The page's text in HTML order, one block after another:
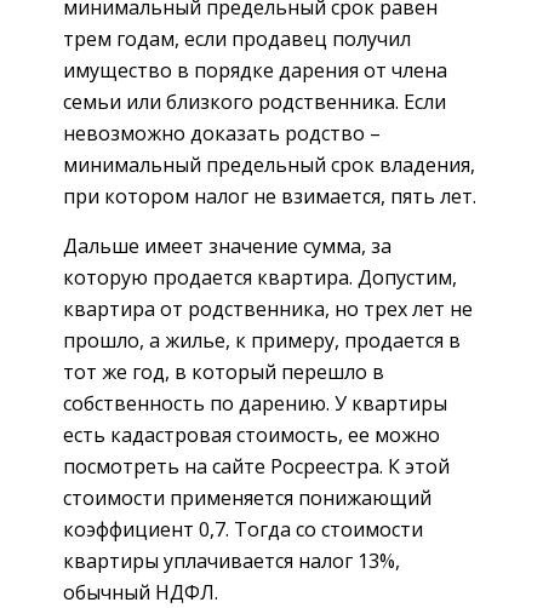
минимальный предельный срок равен
трем годам, если продавец получил
имущество в порядке дарения от члена
семьи или близкого родственника. Если
невозможно доказать родство –
минимальный предельный срок владения,
при котором налог не взимается, пять лет.
Дальше имеет значение сумма, за
которую продается квартира. Допустим,
квартира от родственника, но трех лет не
прошло, а жилье, к примеру, продается в
тот же год, в который перешло в
собственность по дарению. У квартиры
есть кадастровая стоимость, ее можно
посмотреть на сайте Росреестра. К этой
стоимости применяется понижающий
коэффициент 0,7. Тогда со стоимости
квартиры уплачивается налог 13%,
обычный НДФЛ.